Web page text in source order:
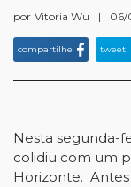
por Vitoria Wu | 06/
compartilhe tweet
Nesta segunda-
colidiu com um
Horizonte. Antes